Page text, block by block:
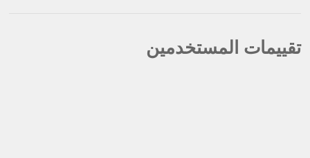
تقييمات المستخدمين